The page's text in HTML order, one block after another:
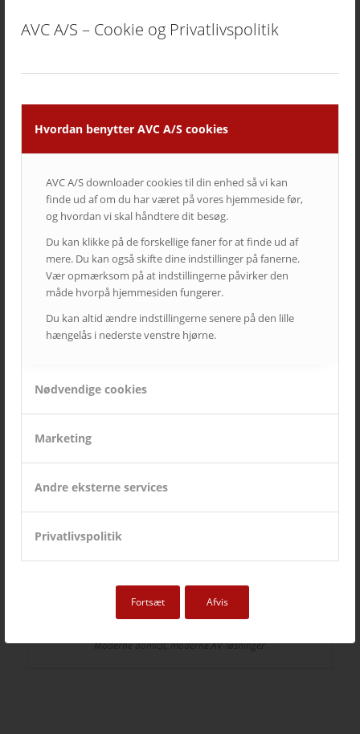
AVC A/S – Cookie og Privatlivspolitik
Hvordan benytter AVC A/S cookies
AVC A/S downloader cookies til din enhed så vi kan
finde ud af om du har været på vores hjemmeside før,
og hvordan vi skal håndtere dit besøg.
Du kan klikke på de forskellige faner for at finde ud af
mere. Du kan også skifte dine indstillinger på fanerne.
Vær opmærksom på at indstillingerne påvirker den
måde hvorpå hjemmesiden fungerer.
Du kan altid ændre indstillingerne senere på den lille
hængelås i nederste venstre hjørne.
Nødvendige cookies
Marketing
Andre eksterne services
Privatlivspolitik
Fortsæt Afvis
Restaurant Tiende
Moderne domicil, moderne AV-løsninger